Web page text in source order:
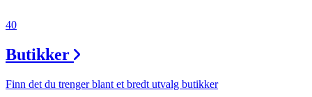
40
Butikker
Finn det du trenger blant et bredt utvalg butikker